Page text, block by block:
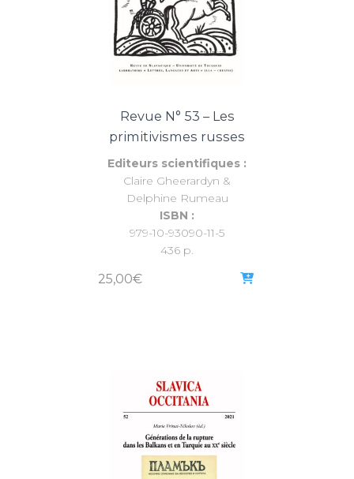
Revue N° 53 – Les
primitivismes russes
Editeurs scientifiques :
Claire Gheerardyn &
Delphine Rumeau
ISBN :
979-10-93090-11-5
436 p.
25,00€